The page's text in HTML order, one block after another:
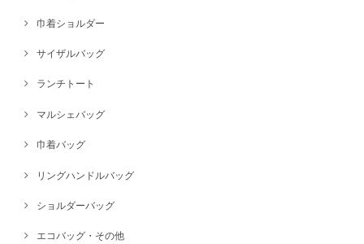
巾着ショルダー
サイザルバッグ
ランチトート
マルシェバッグ
巾着バッグ
リングハンドルバッグ
ショルダーバッグ
エコバッグ・その他